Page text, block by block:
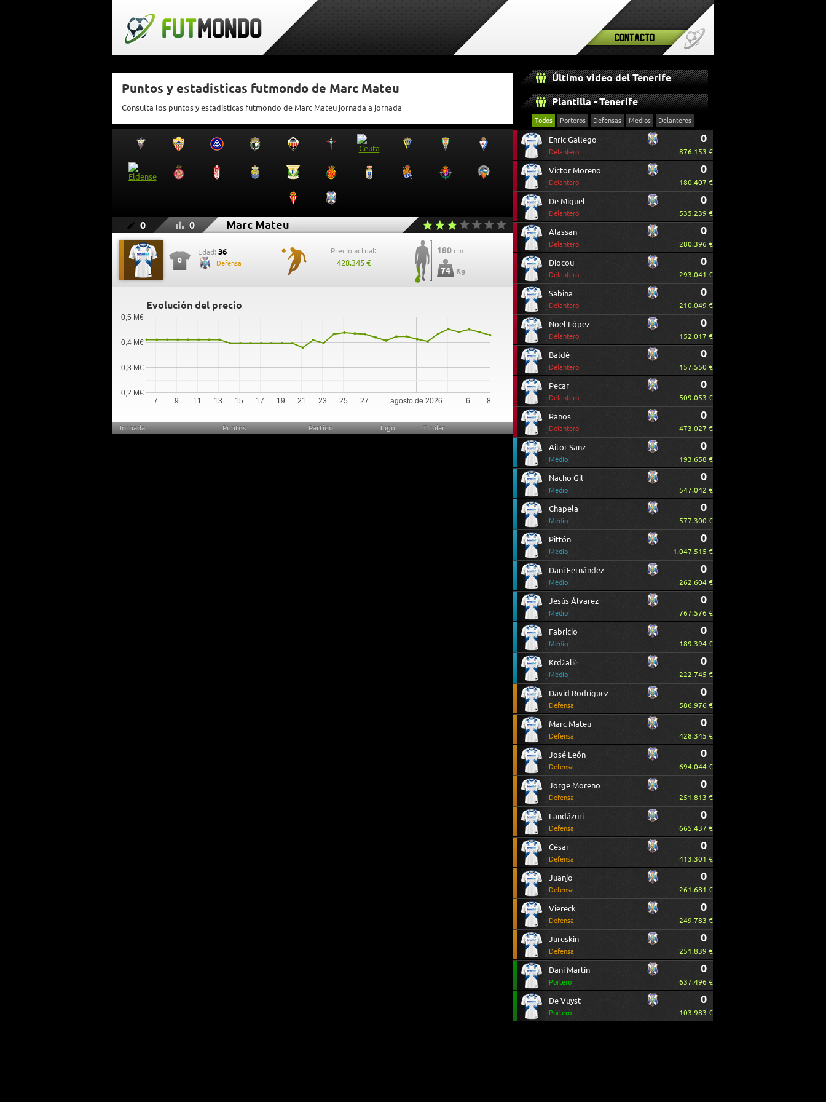
Contacto
Puntos y estadísticas futmondo de Marc Mateu
Consulta los puntos y estadísticas futmondo de Marc Mateu jornada a jornada
0 0 Marc Mateu
0
Edad: 36
Defensa
Precio actual:
428.345 €
180 cm
74 Kg
Evolución del precio
agosto de 2026
7 9 11 13 15 17 19 21 23 25 27 6 8
0,2 M€
0,3 M€
0,4 M€
0,5 M€
Jornada Puntos Partido Jugó Titular
Último video del Tenerife
Plantilla - Tenerife
Todos Porteros Defensas Medios Delanteros
Enric Gallego
Delantero
0
876.153 €
Víctor Moreno
Delantero
0
180.407 €
De Miguel
Delantero
0
535.239 €
Alassan
Delantero
0
280.396 €
Diocou
Delantero
0
293.041 €
Sabina
Delantero
0
210.049 €
Noel López
Delantero
0
152.017 €
Baldé
Delantero
0
157.550 €
Pecar
Delantero
0
509.053 €
Ranos
Delantero
0
473.027 €
Aitor Sanz
Medio
0
193.658 €
Nacho Gil
Medio
0
547.042 €
Chapela
Medio
0
577.300 €
Pittón
Medio
0
1.047.515 €
Dani Fernández
Medio
0
262.604 €
Jesús Álvarez
Medio
0
767.576 €
Fabricio
Medio
0
189.394 €
Krdžalić
Medio
0
222.745 €
David Rodríguez
Defensa
0
586.976 €
Marc Mateu
Defensa
0
428.345 €
José León
Defensa
0
694.044 €
Jorge Moreno
Defensa
0
251.813 €
Landázuri
Defensa
0
665.437 €
César
Defensa
0
413.301 €
Juanjo
Defensa
0
261.681 €
Viereck
Defensa
0
249.783 €
Jureskin
Defensa
0
251.839 €
Dani Martín
Portero
0
637.496 €
De Vuyst
Portero
0
103.983 €